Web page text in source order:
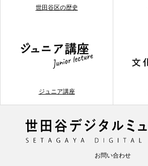
世田谷区の歴史
ジュニア講座
お問い合わせ